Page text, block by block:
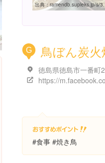
出典： ramendb.supleks.jp/s/33775.html
G 鳥ぼん炭火
徳島県徳島市一番町
#食事 #焼き鳥